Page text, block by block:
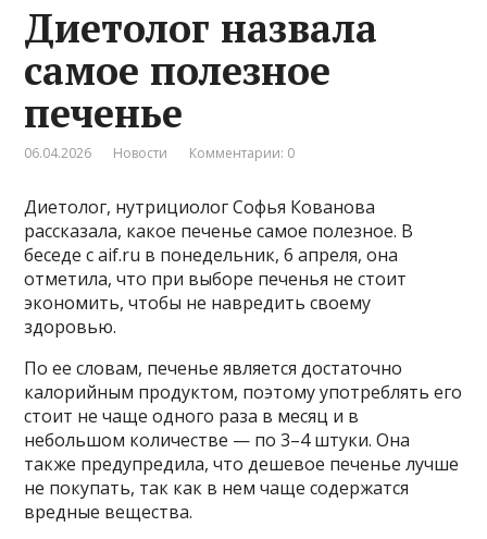
Диетолог назвала
самое полезное
печенье
06.04.2026 Новости Комментарии: 0
Диетолог, нутрициолог Софья Кованова
рассказала, какое печенье самое полезное. В
беседе с aif.ru в понедельник, 6 апреля, она
отметила, что при выборе печенья не стоит
экономить, чтобы не навредить своему
здоровью.
По ее словам, печенье является достаточно
калорийным продуктом, поэтому употреблять его
стоит не чаще одного раза в месяц и в
небольшом количестве — по 3–4 штуки. Она
также предупредила, что дешевое печенье лучше
не покупать, так как в нем чаще содержатся
вредные вещества.